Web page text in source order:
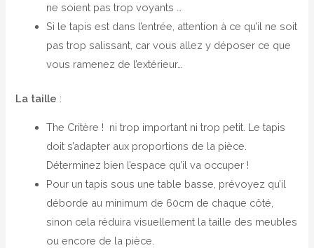
ne soient pas trop voyants …
Si le tapis est dans l’entrée, attention à ce qu’il ne soit
pas trop salissant, car vous allez y déposer ce que
vous ramenez de l’extérieur…
La taille :
The Critère ! ni trop important ni trop petit. Le tapis
doit s’adapter aux proportions de la pièce.
Déterminez bien l’espace qu’il va occuper !
Pour un tapis sous une table basse, prévoyez qu’il
déborde au minimum de 60cm de chaque côté,
sinon cela réduira visuellement la taille des meubles
ou encore de la pièce.